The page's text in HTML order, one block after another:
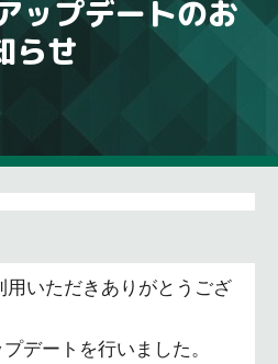
ップデートのお
らせ
用いただきありがとうござ
デートを行いました。